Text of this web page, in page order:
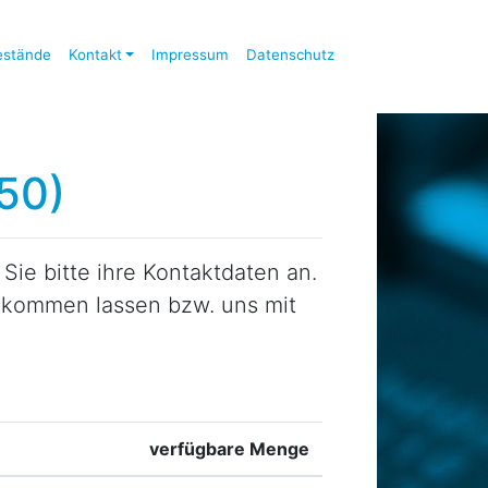
Kontakt Impressum Datenschutz
bitte ihre Kontaktdaten an.
lassen bzw. uns mit
verfügbare Menge